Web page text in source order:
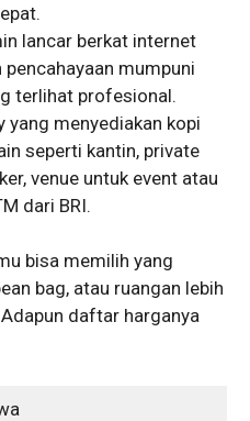
lancar berkat internet
mumpuni
terlihat profesional.
menyediakan kopi
seperti kantin, private
venue untuk event atau
dari BRI.
bisa memilih yang
bag, atau ruangan lebih
daftar harganya